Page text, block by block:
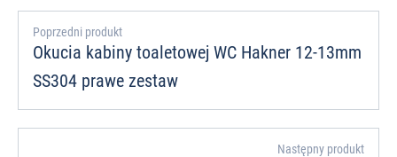
Poprzedni produkt
Okucia kabiny toaletowej WC Hakner 12-13mm
SS304 prawe zestaw
Następny produkt